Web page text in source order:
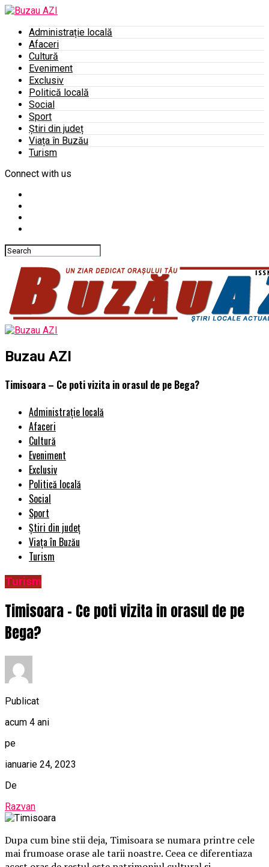
Administrație locală
Afaceri
Cultură
Eveniment
Exclusiv
Politică locală
Social
Sport
Știri din județ
Viața în Buzău
Turism
Connect with us
Buzau AZI
Timisoara – Ce poti vizita in orasul de pe Bega?
Administrație locală
Afaceri
Cultură
Eveniment
Exclusiv
Politică locală
Social
Sport
Știri din județ
Viața în Buzău
Turism
Turism
Timisoara – Ce poti vizita in orasul de pe
Bega?
Publicat
acum 4 ani
pe
ianuarie 24, 2023
De
Razvan
Dupa cum bine stii deja, Timisoara se numara printre cele
mai frumoase orase ale tarii noastre. Ceea ce diferentiaza